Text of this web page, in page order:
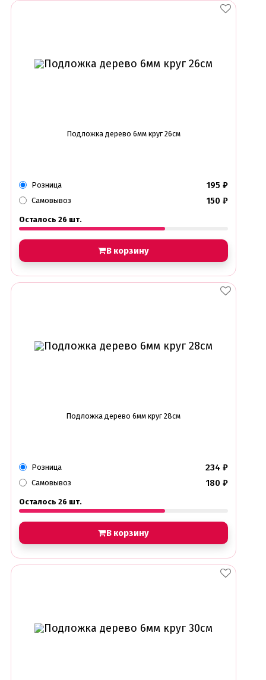
Подложка дерево 6мм круг 26см
Розница 195 ₽
Самовывоз 150 ₽
Осталось 26 шт.
В корзину
Подложка дерево 6мм круг 28см
Розница 234 ₽
Самовывоз 180 ₽
Осталось 26 шт.
В корзину